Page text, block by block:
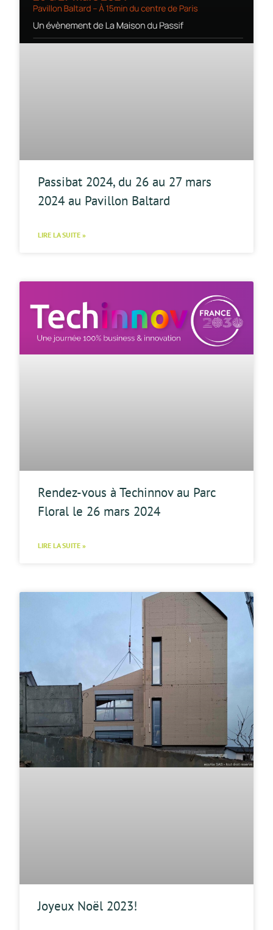
Passibat 2024, du 26 au 27 mars
2024 au Pavillon Baltard
LIRE LA SUITE »
Rendez-vous à Techinnov au Parc
Floral le 26 mars 2024
LIRE LA SUITE »
Joyeux Noël 2023!